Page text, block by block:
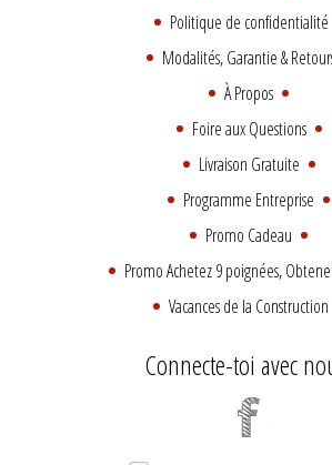
Politique de confidentialité
Modalités, Garantie &
À Propos
Foire aux Questions
Livraison Gratuite
Programme Entreprise
Promo Cadeau
Promo Achetez 9 poignées,
Vacances de la Construction
Connecte-toi avec